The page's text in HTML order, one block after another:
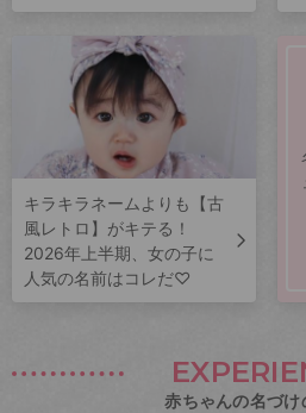
キラキラネームよりも【古
風レトロ】がキテる！
2026年上半期、女の子に
人気の名前はコレだ♡
赤ちゃんの名づけ